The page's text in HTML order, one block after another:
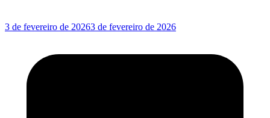
3 de fevereiro de 20263 de fevereiro de 2026